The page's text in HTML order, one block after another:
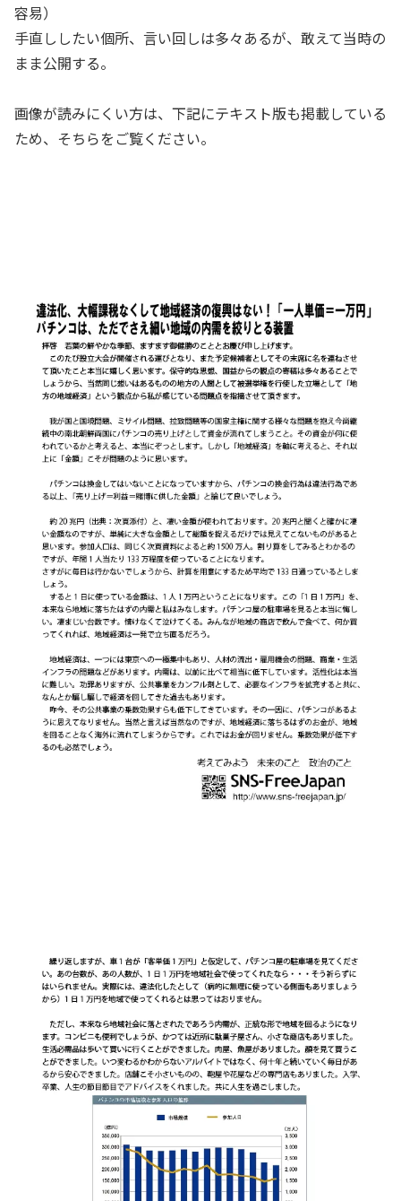
容易）
手直ししたい個所、言い回しは多々あるが、敢えて当時の
まま公開する。
画像が読みにくい方は、下記にテキスト版も掲載している
ため、そちらをご覧ください。